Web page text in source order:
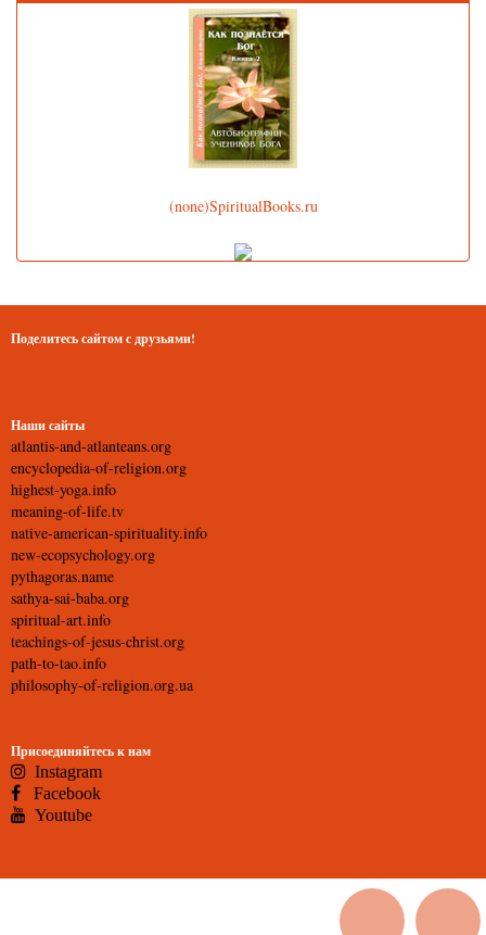
(none)SpiritualBooks.ru
Поделитесь сайтом с друзьями!
Наши сайты
atlantis-and-atlanteans.org
encyclopedia-of-religion.org
highest-yoga.info
meaning-of-life.tv
native-american-spirituality.info
new-ecopsychology.org
pythagoras.name
sathya-sai-baba.org
spiritual-art.info
teachings-of-jesus-christ.org
path-to-tao.info
philosophy-of-religion.org.ua
Присоединяйтесь к нам
Instagram
Facebook
Youtube